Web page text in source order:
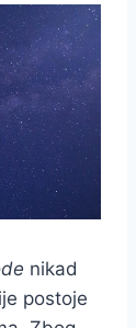
nikad
postoje